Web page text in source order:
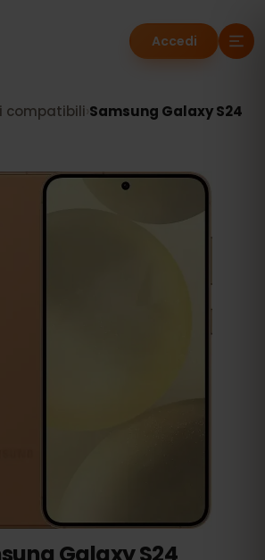
Accedi
compatibili Samsung Galaxy S24